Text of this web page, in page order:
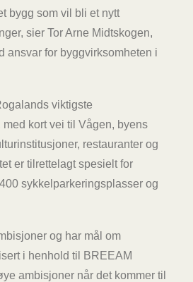
bygg som vil bli et nytt
sier Tor Arne Midtskogen,
ansvar for byggvirksomheten i
viktigste
kort vei til Vågen, byens
restauranter og
er tilrettelagt spesielt for
sykkelparkeringsplasser og
og har mål om
i henhold til BREEAM
ambisjoner når det kommer til